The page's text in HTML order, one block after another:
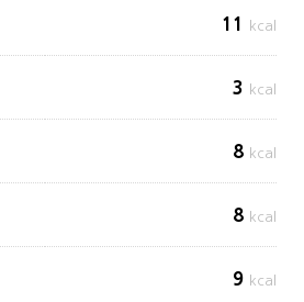
11 kcal
3 kcal
8 kcal
8 kcal
9 kcal